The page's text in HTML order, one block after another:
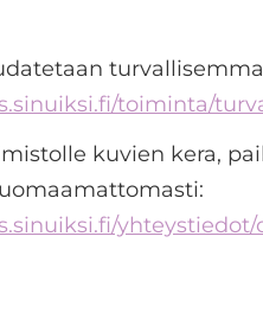
toiminta/
kuvien kera,